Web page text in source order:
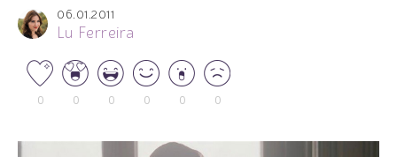
06.01.2011
Lu Ferreira
0 0 0 0 0 0